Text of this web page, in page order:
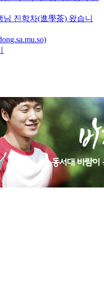
진학차(進學茶) 왔습니